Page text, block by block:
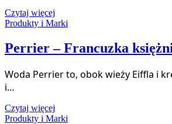
Czytaj więcej
Produkty i Marki
Perrier – Francuzka
Woda Perrier to, obok wieży Eiffla i
i…
Czytaj więcej
Produkty i Marki